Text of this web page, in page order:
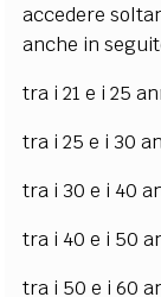
accedere
anche in
tra i 21 e i 25
tra i 25 e i 30
tra i 30 e i 40
tra i 40 e i 50
tra i 50 e i 60